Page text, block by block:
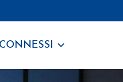
CONNESSI